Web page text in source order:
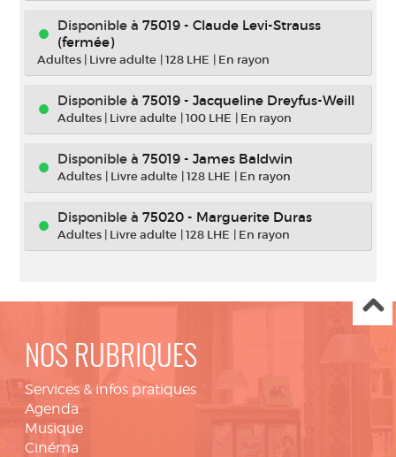
Disponible à 75019 - Claude Levi-Strauss
(fermée)
Adultes | Livre adulte |128 LHE | En rayon
Disponible à 75019 - Jacqueline Dreyfus-Weill
Adultes | Livre adulte |100 LHE | En rayon
Disponible à 75019 - James Baldwin
Adultes | Livre adulte |128 LHE | En rayon
Disponible à 75020 - Marguerite Duras
Adultes | Livre adulte |128 LHE | En rayon
NOS RUBRIQUES
Services & infos pratiques
Agenda
Musique
Cinéma